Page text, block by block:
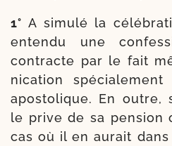
1° A simu­lé la
enten­du une
contracte par le fait
ni­ca­tion
apos­to­lique. En outre,
le prive de sa pen­sion
cas où il en aurait dans